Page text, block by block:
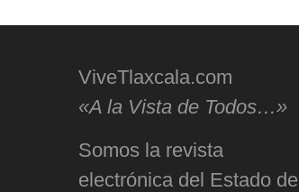
ViveTlaxcala.com
«A la Vista de Todos…»
Somos la revista
electrónica del Estado de